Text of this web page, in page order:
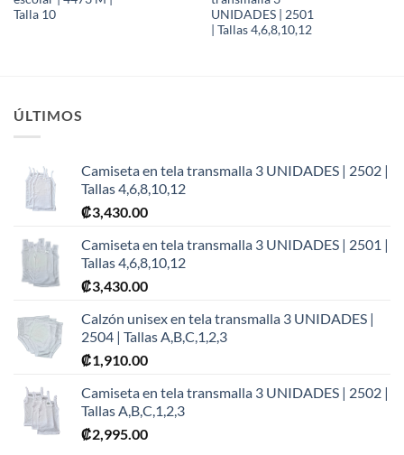
Talla 10
UNIDADES | 2501
| Tallas 4,6,8,10,12
ÚLTIMOS
Camiseta en tela transmalla 3 UNIDADES | 2502 |
Tallas 4,6,8,10,12
₡3,430.00
Camiseta en tela transmalla 3 UNIDADES | 2501 |
Tallas 4,6,8,10,12
₡3,430.00
Calzón unisex en tela transmalla 3 UNIDADES |
2504 | Tallas A,B,C,1,2,3
₡1,910.00
Camiseta en tela transmalla 3 UNIDADES | 2502 |
Tallas A,B,C,1,2,3
₡2,995.00